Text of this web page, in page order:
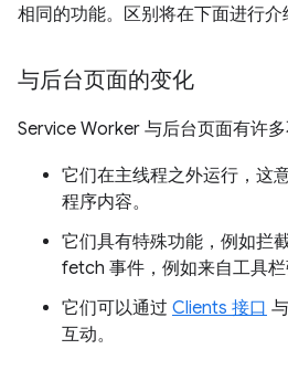
相同的功能。区别将在下面进行介
与后台页面的变化
Service Worker 与后台页面有许多
它们在主线程之外运行，这
程序内容。
它们具有特殊功能，例如拦
fetch 事件，例如来自工具栏
它们可以通过 Clients 接口
互动。